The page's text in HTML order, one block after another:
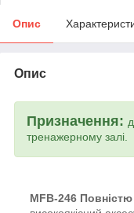
Опис
Опис
Призначення:
тренажерному залі.
MFB-246